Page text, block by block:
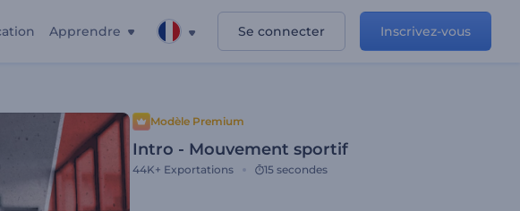
Apprendre Se connecter Inscrivez-vous
Modèle Premium
Intro - Mouvement sportif
44K+ Exportations 15 secondes